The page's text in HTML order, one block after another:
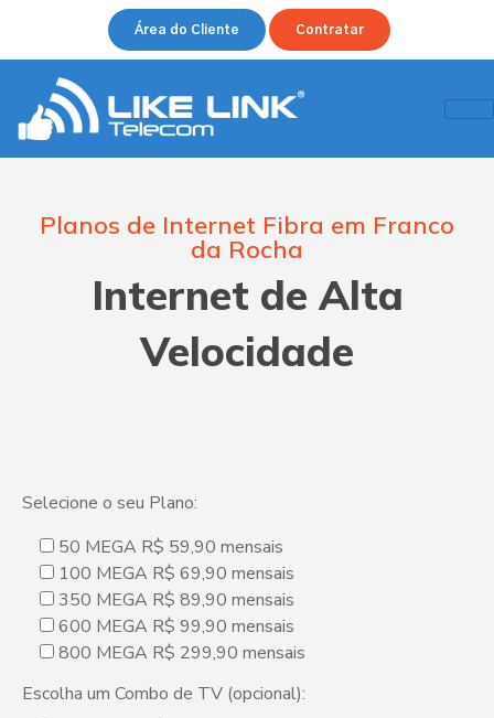
Área do Cliente Contratar
Planos de Internet Fibra em Franco
da Rocha
Internet de Alta
Velocidade
Selecione o seu Plano:
50 MEGA R$ 59,90 mensais
100 MEGA R$ 69,90 mensais
350 MEGA R$ 89,90 mensais
600 MEGA R$ 99,90 mensais
800 MEGA R$ 299,90 mensais
Escolha um Combo de TV (opcional):